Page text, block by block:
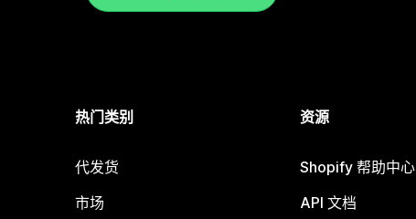
热门类别
代发货
市场
资源
Shopify 帮助中心
API 文档